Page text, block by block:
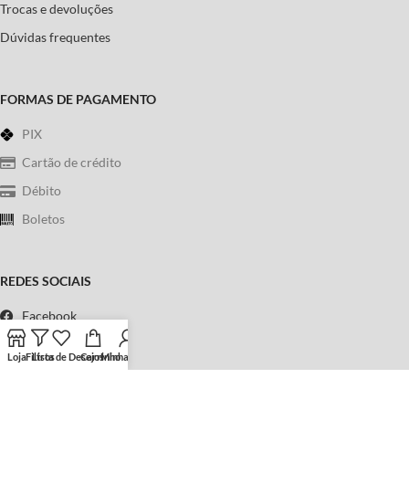
Trocas e devoluções
Dúvidas frequentes
FORMAS DE PAGAMENTO
PIX
Cartão de crédito
Débito
Boletos
REDES SOCIAIS
Facebook
Instagram
LojaFiltros
Lista de Desejos
CarrinhoMinha conta